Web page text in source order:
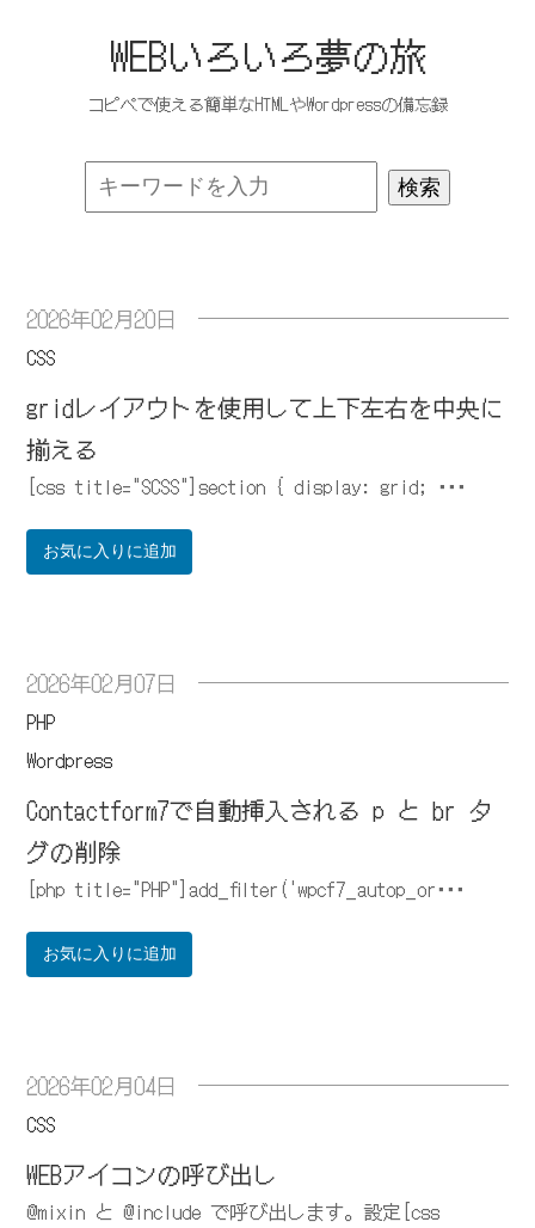
WEBいろいろ夢の旅
コピペで使える簡単なHTMLやWordpressの備忘録
2026年02月20日
CSS
gridレイアウトを使用して上下左右を中央に
揃える
[css title="SCSS"]section { display: grid; ･･･
お気に入りに追加
2026年02月07日
PHP
Wordpress
Contactform7で自動挿入される p と br タ
グの削除
[php title="PHP"]add_filter('wpcf7_autop_or･･･
お気に入りに追加
2026年02月04日
CSS
WEBアイコンの呼び出し
@mixin と @include で呼び出します。設定[css